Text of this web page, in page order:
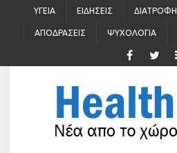
ΥΓΕΊΑ ΕΙΔΉΣΕΙΣ ΔΙΑΤΡΟΦΉ
ΑΠΟΔΡΆΣΕΙΣ ΨΥΧΟΛΟΓΊΑ